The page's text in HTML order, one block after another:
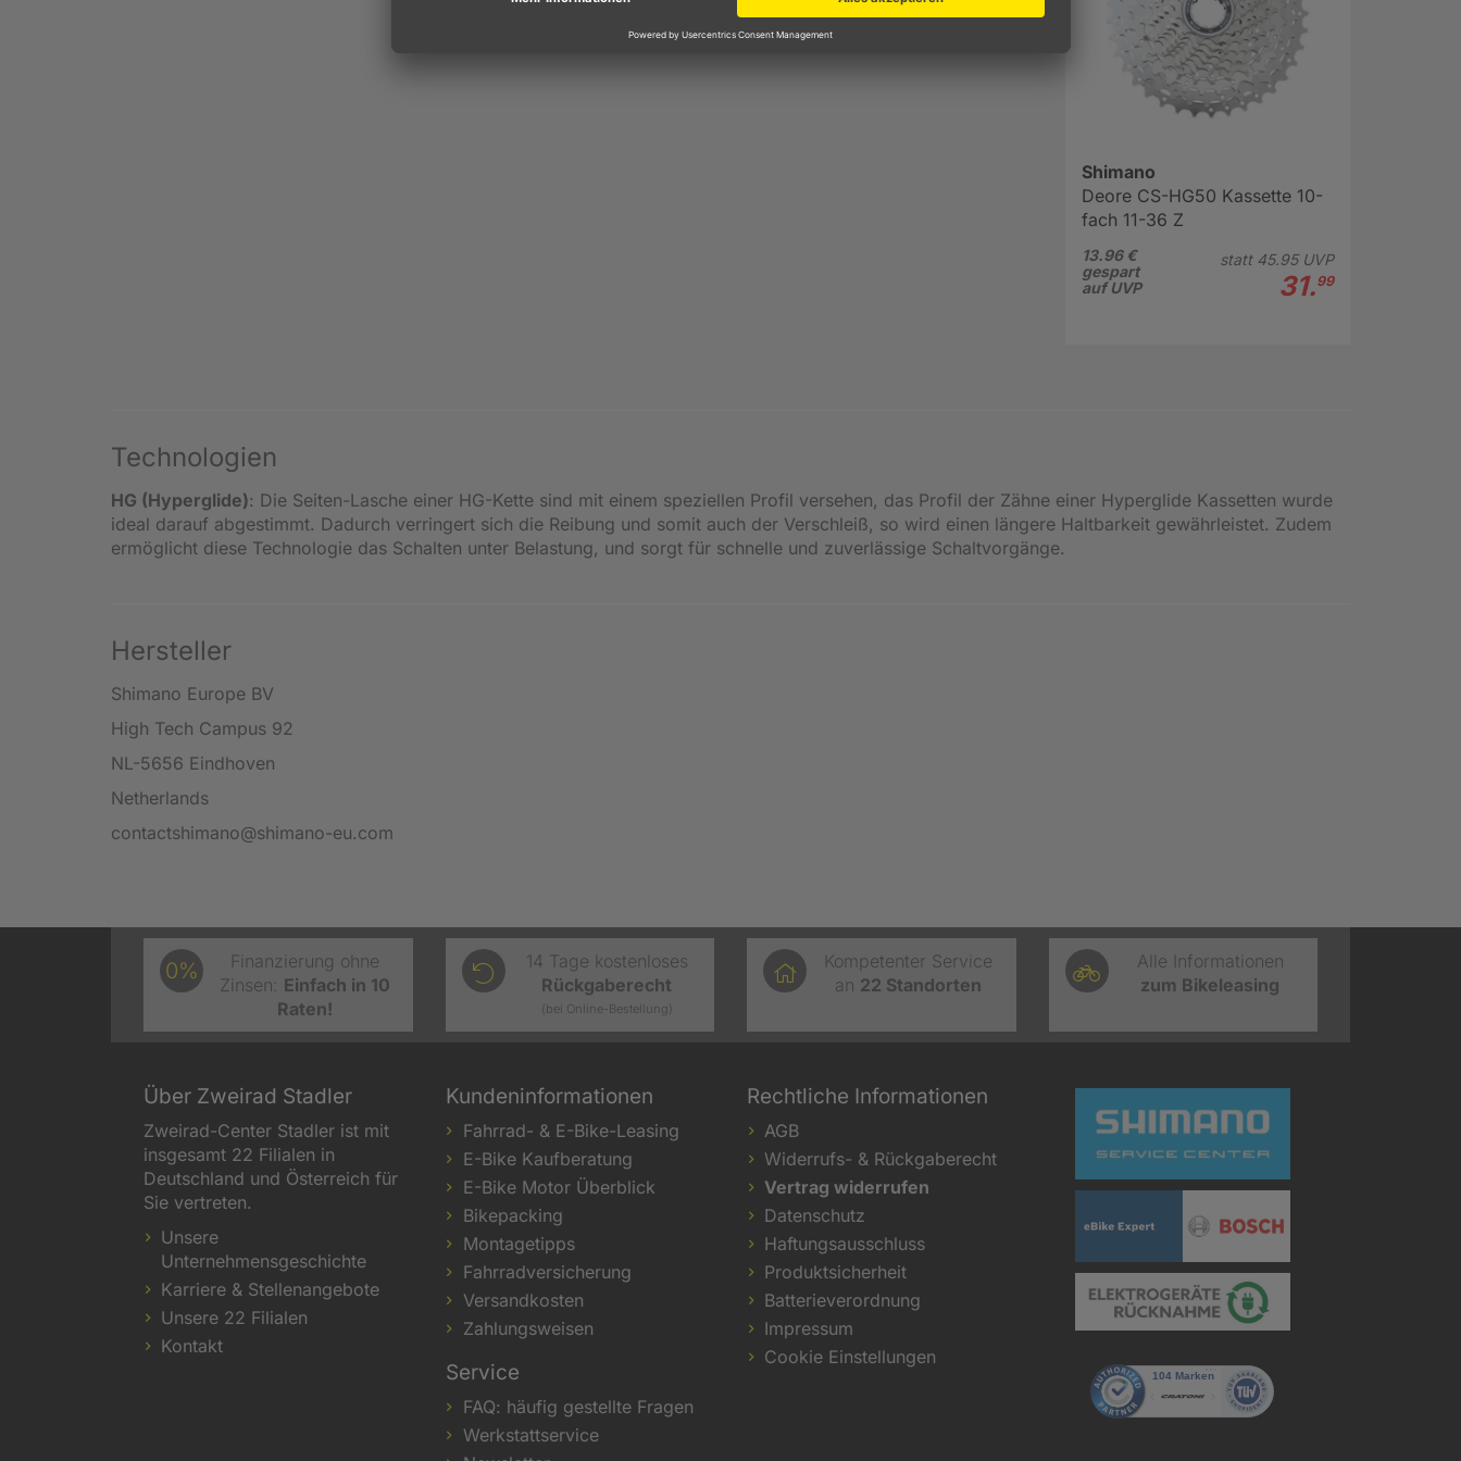
Shimano
Deore CS-HG50 Kassette 10-
fach 11-36 Z
13.96 €
gespart
auf UVP
statt 45.95UVP
31.99
Technologien
HG (Hyperglide): Die Seiten-Lasche einer HG-Kette sind mit einem speziellen Profil versehen, das Profil der Zähne einer Hyperglide Kassetten wurde
ideal darauf abgestimmt. Dadurch verringert sich die Reibung und somit auch der Verschleiß, so wird einen längere Haltbarkeit gewährleistet. Zudem
ermöglicht diese Technologie das Schalten unter Belastung, und sorgt für schnelle und zuverlässige Schaltvorgänge.
Hersteller
Shimano Europe BV
High Tech Campus 92
NL-5656 Eindhoven
Netherlands
contactshimano@shimano-eu.com
0%
Finanzierung ohne
Zinsen: Einfach in 10
Raten!
14 Tage kostenloses
Rückgaberecht
(bei Online-Bestellung)
Kompetenter Service
an 22 Standorten
Alle Informationen
zum Bikeleasing
Über Zweirad Stadler
Zweirad-Center Stadler ist mit
insgesamt 22 Filialen in
Deutschland und Österreich für
Sie vertreten.
Unsere
Unternehmensgeschichte
Karriere & Stellenangebote
Unsere 22 Filialen
Kontakt
Kundeninformationen
Fahrrad- & E-Bike-Leasing
E-Bike Kaufberatung
E-Bike Motor Überblick
Bikepacking
Montagetipps
Fahrradversicherung
Versandkosten
Zahlungsweisen
Service
FAQ: häufig gestellte Fragen
Werkstattservice
Rechtliche Informationen
AGB
Widerrufs- & Rückgaberecht
Vertrag widerrufen
Datenschutz
Haftungsausschluss
Produktsicherheit
Batterieverordnung
Impressum
Cookie Einstellungen